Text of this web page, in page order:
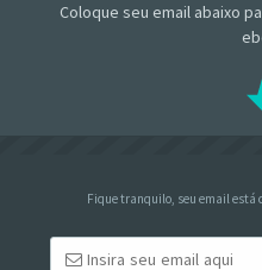
Coloque seu email abaixo
Fique tranquilo, seu email está